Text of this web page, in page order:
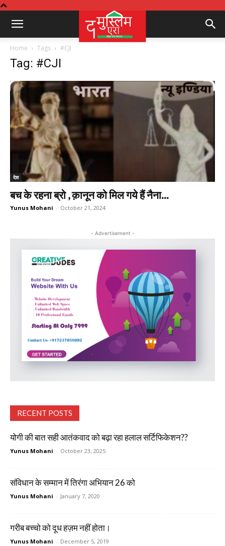
Home Tags #CJI
Tag: #CJI
देश
बच के रहना ब्रो , क़ानून को मिल गये हैं नैना...
Yunus Mohani - October 21, 2024
- Advertisement -
RECENT POSTS
योगी की बात सही आतंकवाद को बढ़ा रहा हलाल सर्टिफिकेशन??
Yunus Mohani - October 23, 2025
संविधान के सम्मान में तिरंगा अभियान 26 को
Yunus Mohani - January 7, 2020
गरीब बच्चो को दूध हज़म नहीं होता।
Yunus Mohani - December 5, 2019